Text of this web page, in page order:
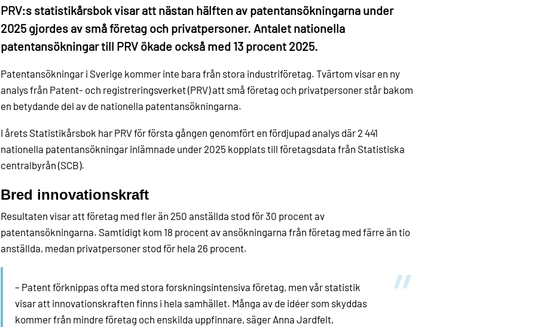
PRV:s statistikårsbok visar att nästan hälften av patentansökningarna under
2025 gjordes av små företag och privatpersoner. Antalet nationella
patentansökningar till PRV ökade också med 13 procent 2025.
Patentansökningar i Sverige kommer inte bara från stora industriföretag. Tvärtom visar en ny
analys från Patent- och registreringsverket (PRV) att små företag och privatpersoner står bakom
en betydande del av de nationella patentansökningarna.
I årets Statistikårsbok har PRV för första gången genomfört en fördjupad analys där 2 441
nationella patentansökningar inlämnade under 2025 kopplats till företagsdata från Statistiska
centralbyrån (SCB).
Bred innovationskraft
Resultaten visar att företag med fler än 250 anställda stod för 30 procent av
patentansökningarna. Samtidigt kom 18 procent av ansökningarna från företag med färre än tio
anställda, medan privatpersoner stod för hela 26 procent.
– Patent förknippas ofta med stora forskningsintensiva företag, men vår statistik
visar att innovationskraften finns i hela samhället. Många av de idéer som skyddas
kommer från mindre företag och enskilda uppfinnare, säger Anna Jardfelt,